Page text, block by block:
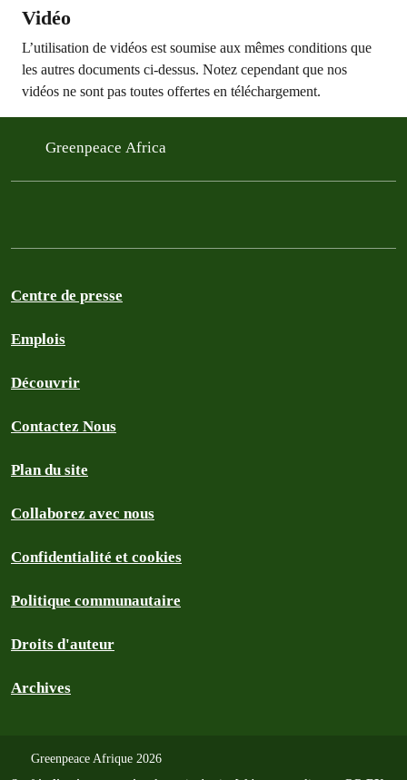
Vidéo
L’utilisation de vidéos est soumise aux mêmes conditions que
les autres documents ci-dessus. Notez cependant que nos
vidéos ne sont pas toutes offertes en téléchargement.
Greenpeace Africa
Centre de presse
Emplois
Découvrir
Contactez Nous
Plan du site
Collaborez avec nous
Confidentialité et cookies
Politique communautaire
Droits d'auteur
Archives
Greenpeace Afrique 2026